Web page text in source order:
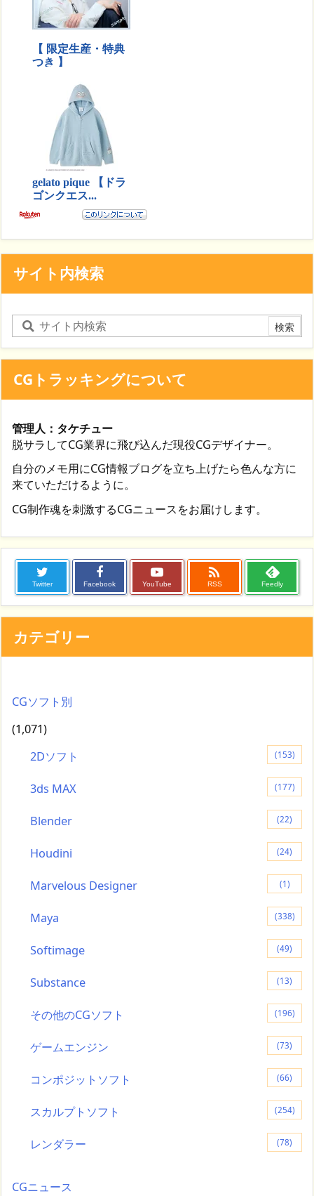
サイト内検索
CGトラッキングについて
管理人：タケチュー
脱サラしてCG業界に飛び込んだ現役CGデザイナー。
自分のメモ用にCG情報ブログを立ち上げたら色んな方に
来ていただけるように。
CG制作魂を刺激するCGニュースをお届けします。
Twitter Facebook YouTube

RSS Feedly
カテゴリー
CGソフト別
(1,071)
2Dソフト
(153)
3ds MAX (177)
Blender (22)
Houdini (24)
Marvelous Designer (1)
Maya (338)
Softimage (49)
Substance (13)
その他のCGソフト (196)
ゲームエンジン (73)
コンポジットソフト (66)
スカルプトソフト (254)
レンダラー (78)
CGニュース